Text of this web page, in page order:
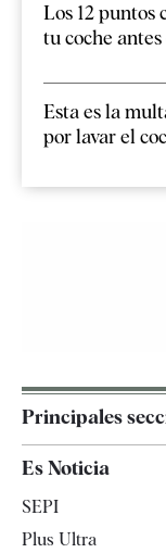
Los 12 puntos
tu coche
Esta es la
por lavar el
Principales
España
Es Noticia
SEPI
Plus Ultra